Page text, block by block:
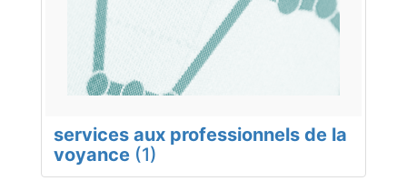
services aux professionnels de la
voyance (1)